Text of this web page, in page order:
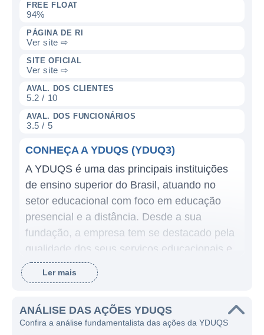
FREE FLOAT
94%
PÁGINA DE RI
Ver site ⇨
SITE OFICIAL
Ver site ⇨
AVAL. DOS CLIENTES
5.2 / 10
AVAL. DOS FUNCIONÁRIOS
3.5 / 5
CONHEÇA A YDUQS (YDUQ3)
A YDUQS é uma das principais instituições
de ensino superior do Brasil, atuando no
setor educacional com foco em educação
presencial e a distância. Desde a sua
fundação, a empresa tem se destacado pela
qualidade dos seus serviços educacionais e
por seu compromisso com a inovação. A
YDUQS opera por meio de diversas
cursos nas áreas de graduação, pós-
graduação e educação profissional.
Ler mais
ANÁLISE DAS AÇÕES YDUQS
Confira a análise fundamentalista das ações da YDUQS